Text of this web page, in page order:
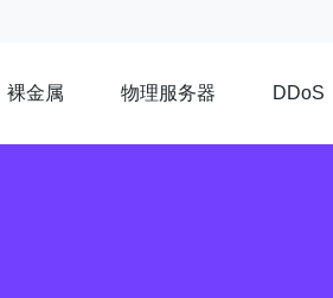
裸金属 物理服务器 DDoS